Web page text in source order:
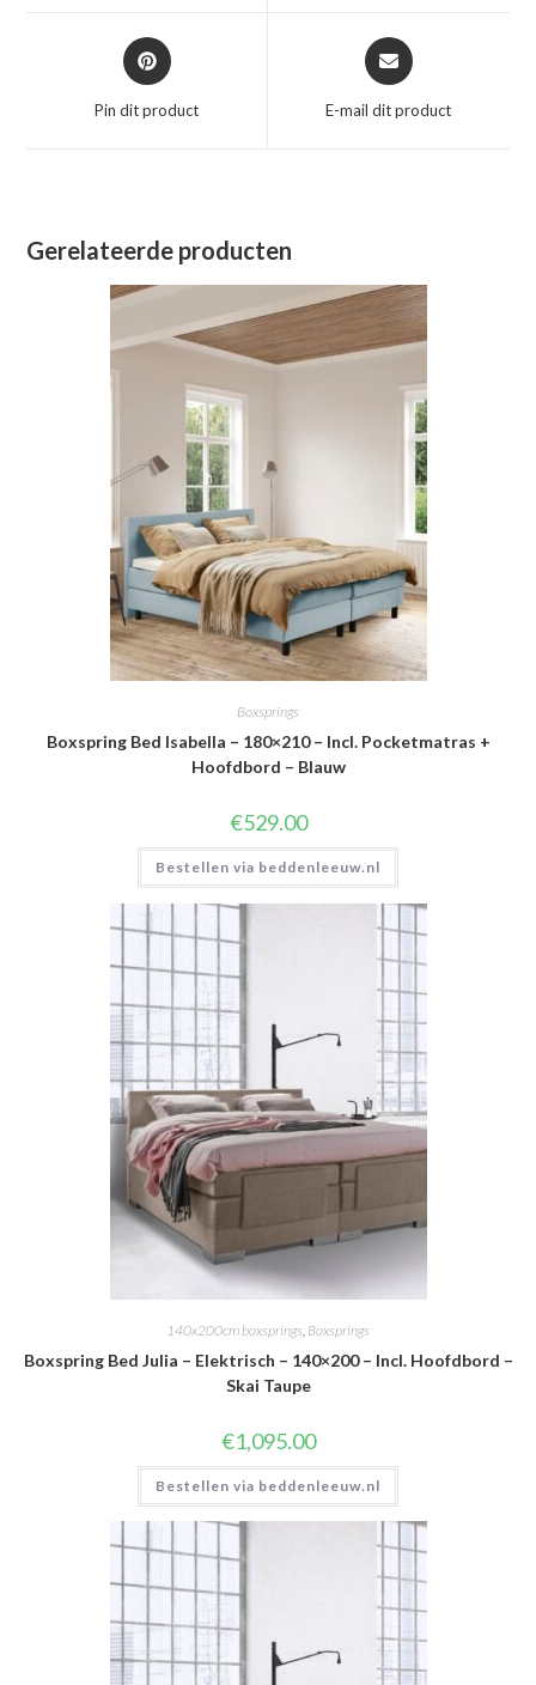
Opent
in
nieuw
Pin dit product
Opent
in
nieuw
E-mail dit product
Gerelateerde producten
Boxsprings
Boxspring Bed Isabella – 180×210 – Incl. Pocketmatras +
Hoofdbord – Blauw
€529.00
Bestellen via beddenleeuw.nl
140x200cm boxsprings Boxsprings
Boxspring Bed Julia – Elektrisch – 140×200 – Incl. Hoofdbord –
Skai Taupe
€1,095.00
Bestellen via beddenleeuw.nl